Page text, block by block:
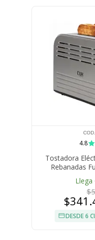
4.8
Tostadora
Rebanadas
Llega
DESDE 6